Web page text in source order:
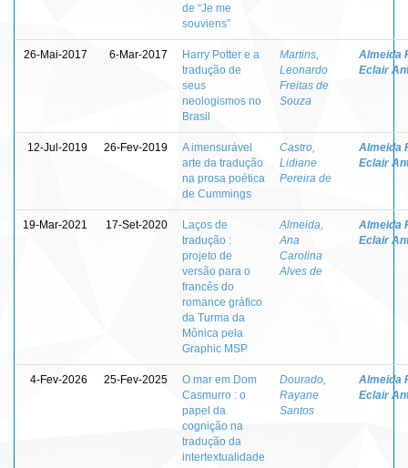
de “Je me
souviens”
26-Mai-2017 6-Mar-2017
Harry Potter e a
tradução de
seus
neologismos no
Brasil
Martins,
Leonardo
Freitas de
Souza
Almeida
Eclair
12-Jul-2019 26-Fev-2019
A imensurável
arte da tradução
na prosa poética
de Cummings
Castro,
Lidiane
Pereira de
Almeida
Eclair
19-Mar-2021 17-Set-2020
Laços de
tradução :
projeto de
versão para o
francês do
romance gráfico
da Turma da
Mônica pela
Graphic MSP
Almeida,
Ana
Carolina
Alves de
Almeida
Eclair
4-Fev-2026 25-Fev-2025
O mar em Dom
Casmurro : o
papel da
cognição na
tradução da
intertextualidade
Dourado,
Rayane
Santos
Almeida
Eclair